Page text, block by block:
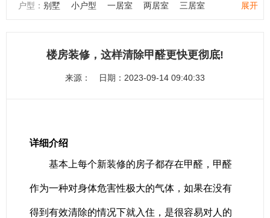
展开
户型： 别墅 小户型 一居室 两居室 三居室
楼房装修，这样清除甲醛更快更彻底!
来源： 日期：2023-09-14 09:40:33
详细介绍
基本上每个新装修的房子都存在甲醛，甲醛
作为一种对身体危害性极大的气体，如果在没有
得到有效清除的情况下就入住，是很容易对人的